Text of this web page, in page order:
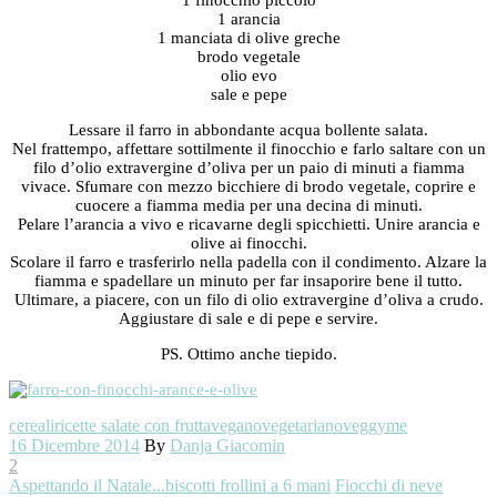
1 arancia
1 manciata di olive greche
brodo vegetale
olio evo
sale e pepe
Lessare il farro in abbondante acqua bollente salata.
Nel frattempo, affettare sottilmente il finocchio e farlo saltare con un
filo d’olio extravergine d’oliva per un paio di minuti a fiamma
vivace. Sfumare con mezzo bicchiere di brodo vegetale, coprire e
cuocere a fiamma media per una decina di minuti.
Pelare l’arancia a vivo e ricavarne degli spicchietti. Unire arancia e
olive ai finocchi.
Scolare il farro e trasferirlo nella padella con il condimento. Alzare la
fiamma e spadellare un minuto per far insaporire bene il tutto.
Ultimare, a piacere, con un filo di olio extravergine d’oliva a crudo.
Aggiustare di sale e di pepe e servire.
PS. Ottimo anche tiepido.
cerealiricette salate con fruttaveganovegetarianoveggyme
16 Dicembre 2014 By Danja Giacomin
2
Aspettando il Natale...biscotti frollini a 6 mani Fiocchi di neve